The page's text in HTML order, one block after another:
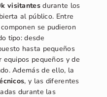
visitantesdurante los
al público. Entre
se pudieron
tipo: desde
hasta pequeños
pequeños y de
Además de ello, la
, y las diferentes
durante las